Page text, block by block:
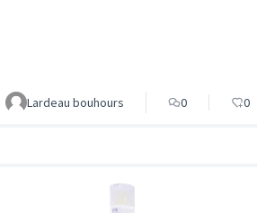
Lardeau bouhours 0 0